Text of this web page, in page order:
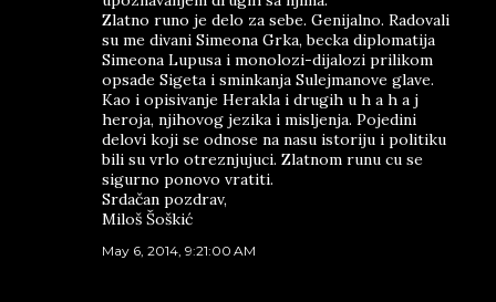
Zlatno runo je delo za sebe. Genijalno. Radovali
su me divani Simeona Grka, becka diplomatija
Simeona Lupusa i monolozi-dijalozi prilikom
opsade Sigeta i sminkanja Sulejmanove glave.
Kao i opisivanje Herakla i drugih u h a h a j
heroja, njihovog jezika i misljenja. Pojedini
delovi koji se odnose na nasu istoriju i politiku
bili su vrlo otreznjujuci. Zlatnom runu cu se
sigurno ponovo vratiti.
Srdačan pozdrav,
Miloš Šoškić
May 6, 2014, 9:21:00 AM